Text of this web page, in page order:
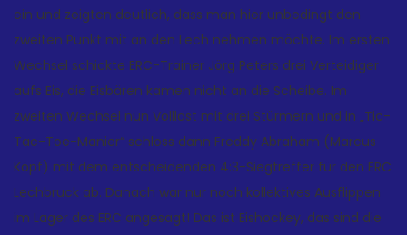
ein und zeigten deutlich, dass man hier unbedingt den
zweiten Punkt mit an den Lech nehmen möchte. Im ersten
Wechsel schickte ERC-Trainer Jörg Peters drei Verteidiger
aufs Eis, die Eisbären kamen nicht an die Scheibe. Im
zweiten Wechsel nun Volllast mit drei Stürmern und in „Tic-
Tac-Toe-Manier“ schloss dann Freddy Abraham (Marcus
Köpf) mit dem entscheidenden 4:3-Siegtreffer für den ERC
Lechbruck ab. Danach war nur noch kollektives Ausflippen
im Lager des ERC angesagt! Das ist Eishockey, das sind die